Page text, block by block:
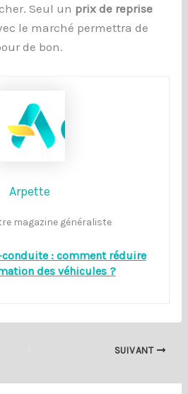
Seul un prix de reprise
le marché permettra de
de bon.
Arpette
magazine généraliste
conduite : comment réduire
des véhicules ?
SUIVANT